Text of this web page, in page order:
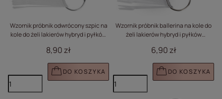
Wzornik próbnik odwrócony szpic na
kole do żeli lakierów hybryd i pyłków
8,90 zł
DO KOSZYKA
Wzornik próbnik ballerina na kole do
żeli lakierów hybryd i pyłków
6,90 zł
DO KOSZYKA